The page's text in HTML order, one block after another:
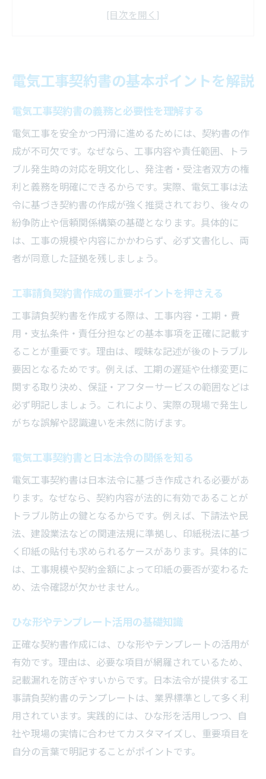
電気工事請負契約書の基本構成と記載例
安心のために押さえたい契約書作成術
電気工事契約書の作成手順と実践のコツ
工事内容明記で信頼を得るポイント
契約書作成時の注意点とトラブル防止策
請負契約書テンプレートの選び方と活用法
エクセルや無料雛形の賢い使い方を紹介
トラブル回避に役立つ電気工事の契約知識
工事契約書で未然に防ぐリスク管理法
契約書作成前に確認すべき法令ポイント
請負契約書の署名押印に関する疑問解消
トラブル防止に有効な契約書の書き方
実際の現場で役立つ電気工事契約知識
印紙や署名の注意点も網羅した実践法
工事契約書の消印や署名の正しい手順
請負契約書に印紙が必要なケースを解説
工事契約書で印紙を貼るときの実務対応
署名や押印のミスを防ぐためのチェック項
目
電子化時代に対応した契約書管理のコツ
電気工事契約書の電子化と管理のメリット
工事請負契約書の電子署名活用法を紹介
実務で役立つ電気工事契約書の管理術
工事内容や工期を明確にする必要性とは
電気工事契約書で工事内容を明確に記載す
る
電気工事契約書の基本ポイントを解説
電気工事契約書の義務と必要性を理解する
電気工事を安全かつ円滑に進めるためには、契約書の作
成が不可欠です。なぜなら、工事内容や責任範囲、トラ
ブル発生時の対応を明文化し、発注者・受注者双方の権
利と義務を明確にできるからです。実際、電気工事は法
令に基づき契約書の作成が強く推奨されており、後々の
紛争防止や信頼関係構築の基礎となります。具体的に
は、工事の規模や内容にかかわらず、必ず文書化し、両
者が同意した証拠を残しましょう。
工事請負契約書作成の重要ポイントを押さえる
工事請負契約書を作成する際は、工事内容・工期・費
用・支払条件・責任分担などの基本事項を正確に記載す
ることが重要です。理由は、曖昧な記述が後のトラブル
要因となるためです。例えば、工期の遅延や仕様変更に
関する取り決め、保証・アフターサービスの範囲などは
必ず明記しましょう。これにより、実際の現場で発生し
がちな誤解や認識違いを未然に防げます。
電気工事契約書と日本法令の関係を知る
電気工事契約書は日本法令に基づき作成される必要があ
ります。なぜなら、契約内容が法的に有効であることが
トラブル防止の鍵となるからです。例えば、下請法や民
法、建設業法などの関連法規に準拠し、印紙税法に基づ
く印紙の貼付も求められるケースがあります。具体的に
は、工事規模や契約金額によって印紙の要否が変わるた
め、法令確認が欠かせません。
ひな形やテンプレート活用の基礎知識
正確な契約書作成には、ひな形やテンプレートの活用が
有効です。理由は、必要な項目が網羅されているため、
記載漏れを防ぎやすいからです。日本法令が提供する工
事請負契約書のテンプレートは、業界標準として多く利
用されています。実践的には、ひな形を活用しつつ、自
社や現場の実情に合わせてカスタマイズし、重要項目を
自分の言葉で明記することがポイントです。